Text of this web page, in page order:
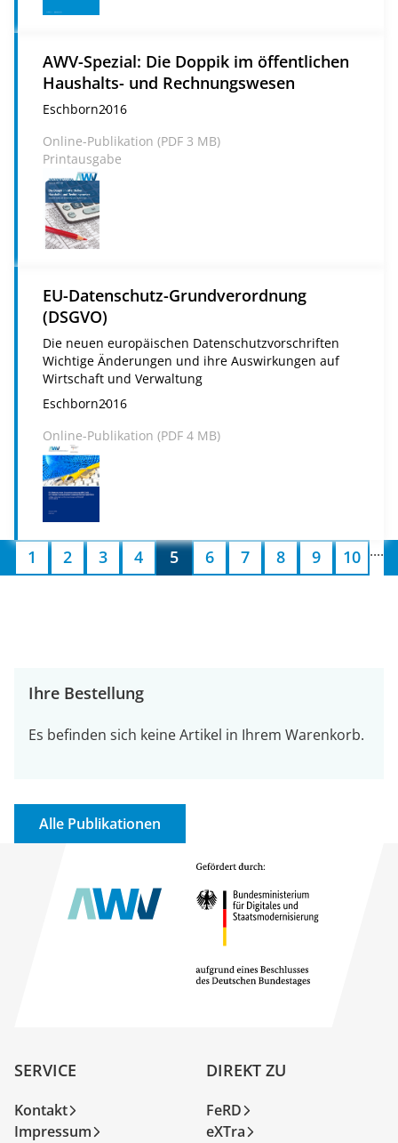
Ihre Bestellung
Es befinden sich keine Artikel in Ihrem Warenkorb.
Alle Publikationen
AWV-Spezial: Die Doppik im öffentlichen
Haushalts- und Rechnungswesen
Eschborn2016
Online-Publikation (PDF 3 MB)
Printausgabe
EU-Datenschutz-Grundverordnung
(DSGVO)
Die neuen europäischen Datenschutzvorschriften
Wichtige Änderungen und ihre Auswirkungen auf
Wirtschaft und Verwaltung
Eschborn2016
Online-Publikation (PDF 4 MB)
1 2 3 4 5 6 7 8 9 10 ....
SERVICE
Kontakt
Impressum
DIREKT ZU
FeRD
eXTra